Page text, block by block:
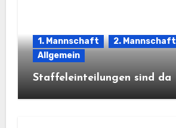
1. Mannschaft
2. Mannschaft
Allgemein
Staffeleinteilungen sind da